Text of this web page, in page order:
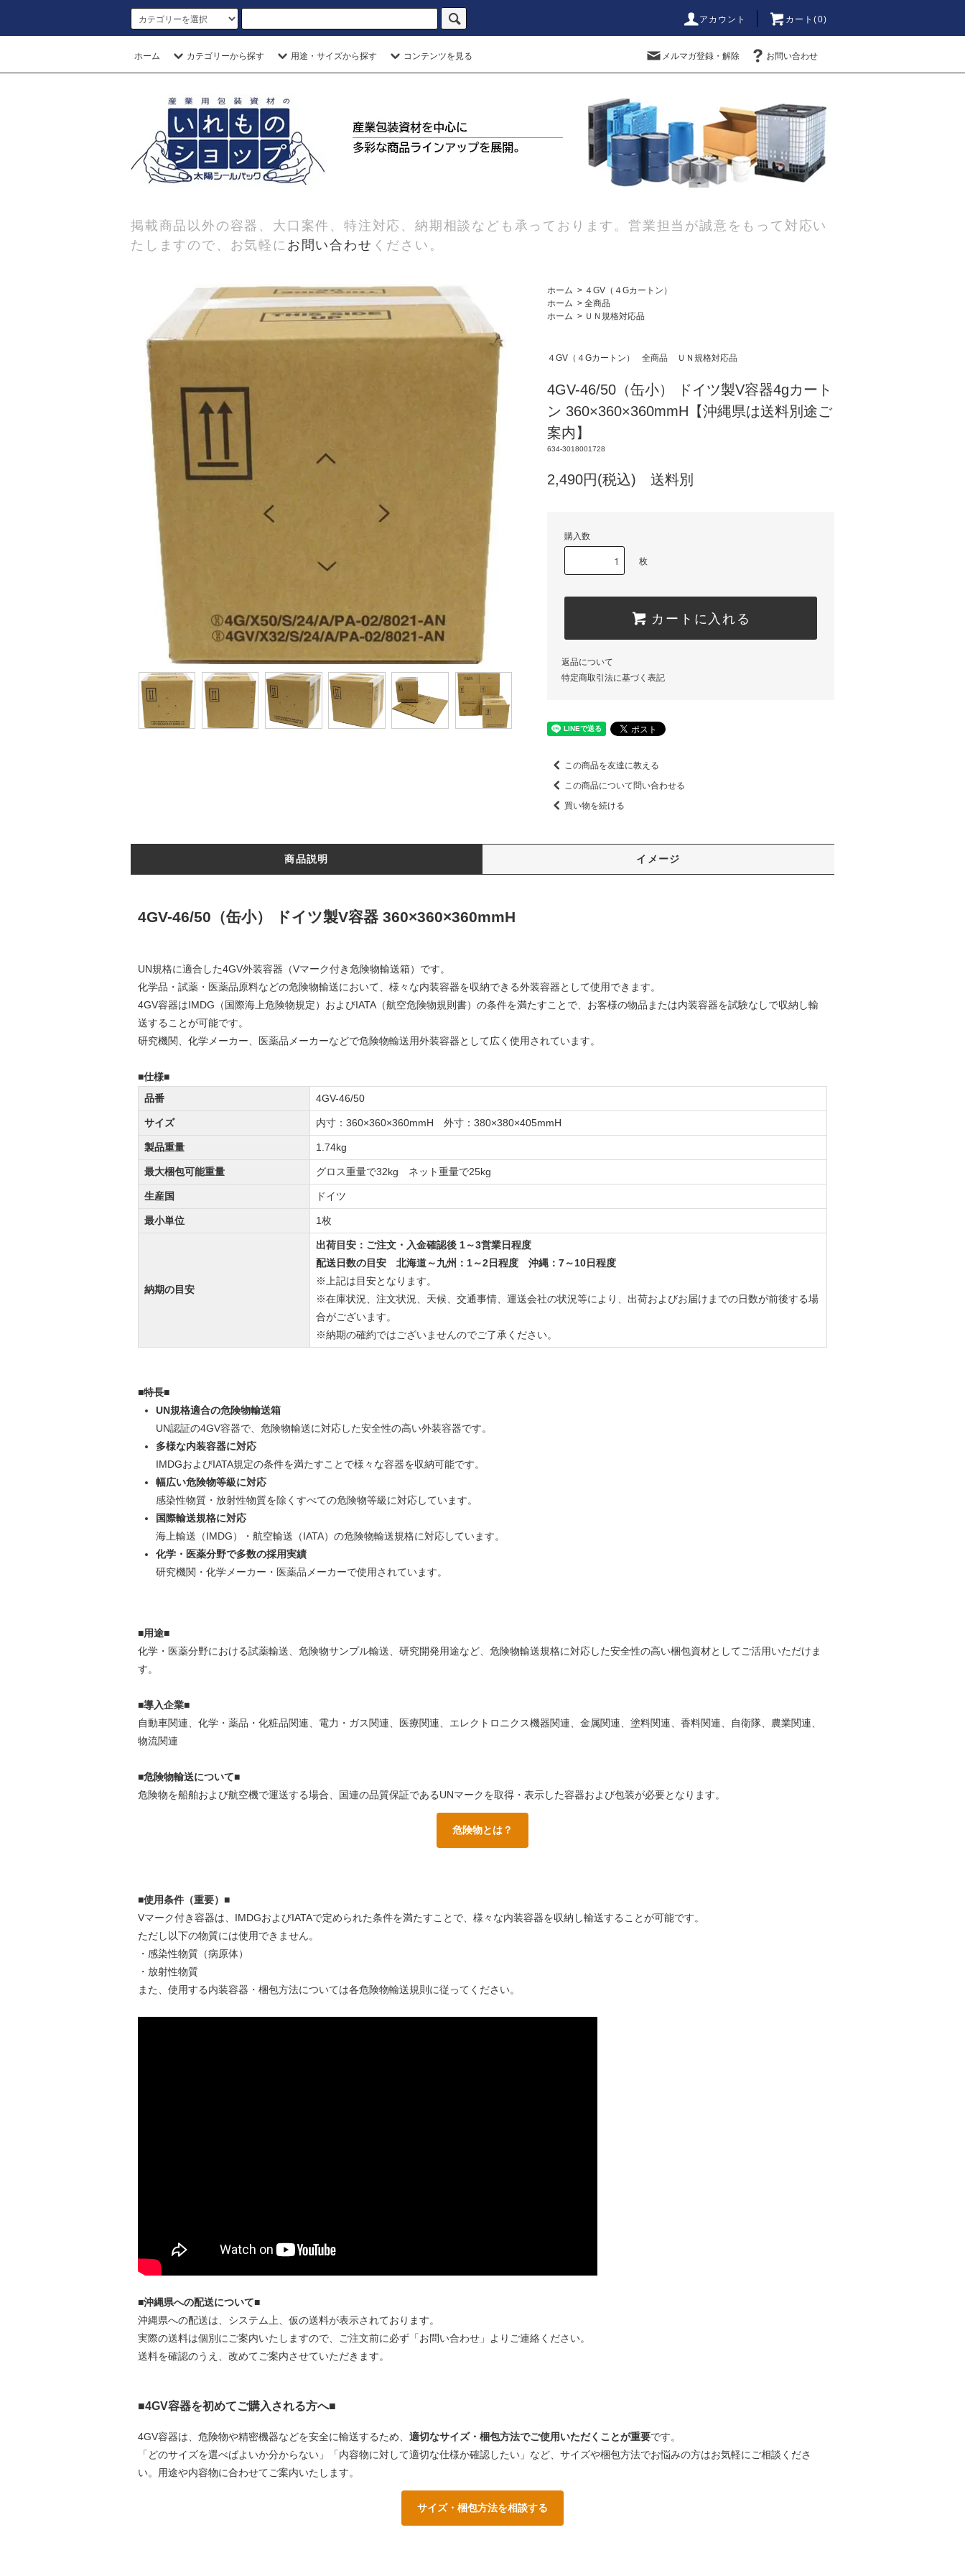
アカウント カート(0)
ホーム カテゴリーから探す 用途・サイズから探す コンテンツを見る メルマガ登録・解除 お問い合わせ
掲載商品以外の容器、大口案件、特注対応、納期相談なども承っております。営業担当が誠意をもって対応い
たしますので、お気軽に お問い合わせ ください。
ホーム > ４GV（４Gカートン）
ホーム > 全商品
ホーム > ＵＮ規格対応品
４GV（４Gカートン） 全商品 ＵＮ規格対応品
4GV-46/50（缶小） ドイツ製V容器4gカート
ン 360×360×360mmH【沖縄県は送料別途ご
案内】
634-3018001728
2,490円(税込) 送料別
購入数
枚
カートに入れる
返品について
特定商取引法に基づく表記
この商品を友達に教える
この商品について問い合わせる
買い物を続ける
商品説明 イメージ
4GV-46/50（缶小） ドイツ製V容器 360×360×360mmH
UN規格に適合した4GV外装容器（Vマーク付き危険物輸送箱）です。
化学品・試薬・医薬品原料などの危険物輸送において、様々な内装容器を収納できる外装容器として使用できます。
4GV容器はIMDG（国際海上危険物規定）およびIATA（航空危険物規則書）の条件を満たすことで、お客様の物品または内装容器を試験なしで収納し輸
送することが可能です。
研究機関、化学メーカー、医薬品メーカーなどで危険物輸送用外装容器として広く使用されています。
■仕様■
品番
4GV-46/50
サイズ 内寸：360×360×360mmH 外寸：380×380×405mmH
製品重量 1.74kg
最大梱包可能重量 グロス重量で32kg ネット重量で25kg
生産国 ドイツ
最小単位 1枚
納期の目安
出荷目安：ご注文・入金確認後 1～3営業日程度
配送日数の目安 北海道～九州：1～2日程度 沖縄：7～10日程度
※上記は目安となります。
※在庫状況、注文状況、天候、交通事情、運送会社の状況等により、出荷およびお届けまでの日数が前後する場
合がございます。
※納期の確約ではございませんのでご了承ください。
■特長■
UN規格適合の危険物輸送箱
UN認証の4GV容器で、危険物輸送に対応した安全性の高い外装容器です。
多様な内装容器に対応
IMDGおよびIATA規定の条件を満たすことで様々な容器を収納可能です。
幅広い危険物等級に対応
感染性物質・放射性物質を除くすべての危険物等級に対応しています。
国際輸送規格に対応
海上輸送（IMDG）・航空輸送（IATA）の危険物輸送規格に対応しています。
化学・医薬分野で多数の採用実績
研究機関・化学メーカー・医薬品メーカーで使用されています。
■用途■
化学・医薬分野における試薬輸送、危険物サンプル輸送、研究開発用途など、危険物輸送規格に対応した安全性の高い梱包資材としてご活用いただけま
す。
■導入企業■
自動車関連、化学・薬品・化粧品関連、電力・ガス関連、医療関連、エレクトロニクス機器関連、金属関連、塗料関連、香料関連、自衛隊、農業関連、
物流関連
■危険物輸送について■
危険物を船舶および航空機で運送する場合、国連の品質保証であるUNマークを取得・表示した容器および包装が必要となります。
危険物とは？
■使用条件（重要）■
Vマーク付き容器は、IMDGおよびIATAで定められた条件を満たすことで、様々な内装容器を収納し輸送することが可能です。
ただし以下の物質には使用できません。
・感染性物質（病原体）
・放射性物質
また、使用する内装容器・梱包方法については各危険物輸送規則に従ってください。
■沖縄県への配送について■
沖縄県への配送は、システム上、仮の送料が表示されております。
実際の送料は個別にご案内いたしますので、ご注文前に必ず「お問い合わせ」よりご連絡ください。
送料を確認のうえ、改めてご案内させていただきます。
■4GV容器を初めてご購入される方へ■
4GV容器は、危険物や精密機器などを安全に輸送するため、 適切なサイズ・梱包方法でご使用いただくことが重要です。
「どのサイズを選べばよいか分からない」「内容物に対して適切な仕様か確認したい」など、サイズや梱包方法でお悩みの方はお気軽にご相談くださ
い。用途や内容物に合わせてご案内いたします。
サイズ・梱包方法を相談する